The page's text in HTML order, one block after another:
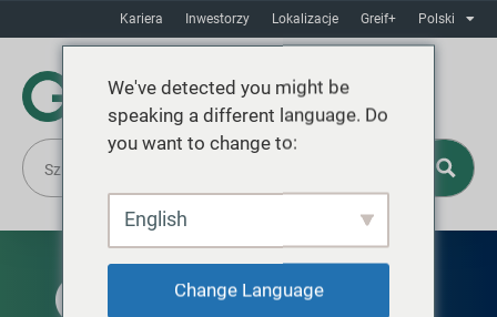
Kariera Inwestorzy Lokalizacje Greif+ Polski
DOSTĘPNE W AMERYCE PÓŁNOCNEJ
We've detected you might be
speaking a different language. Do
you want to change to:
English
Change Language